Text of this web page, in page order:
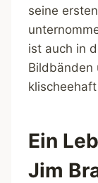
seine
ist auch in
Bildbänden
Ein
Jim